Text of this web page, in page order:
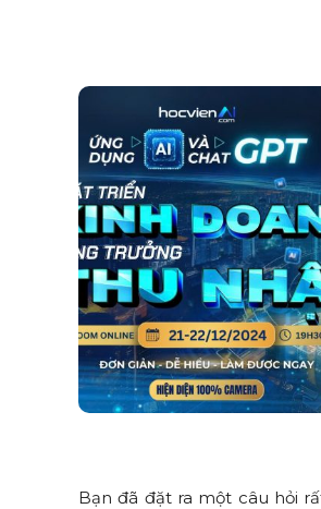
Bạn đã đặt ra một câu hỏi